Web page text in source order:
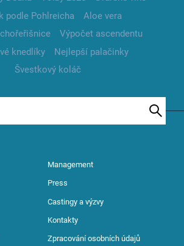
podle Pohlreicha
Aloe vera
Výpočet ascendentu
knedlíky
Nejlepší palačinky
Švestkový koláč
Management
Press
Castingy a výzvy
Kontakty
Zpracování osobních údajů